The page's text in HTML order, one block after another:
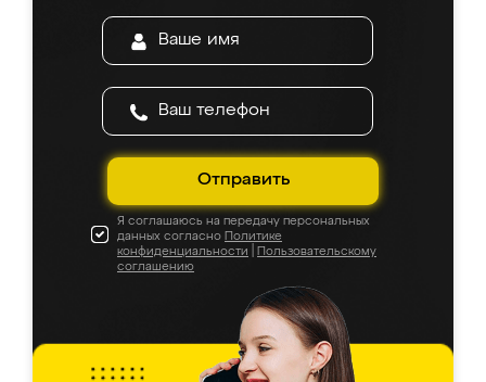
Отправить
Я соглашаюсь на передачу персональных
данных согласно Политике
конфиденциальности
Пользовательскому
соглашению